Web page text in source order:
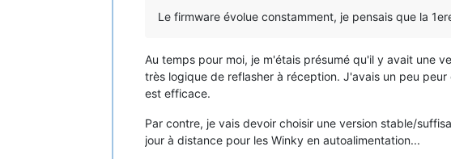
Le firmware évolue constamment, je pensais que la
Au temps pour moi, je m'étais présumé qu'il y avait une
très logique de reflasher à réception. J'avais un peu
est efficace.
Par contre, je vais devoir choisir une version stable/
jour à distance pour les Winky en autoalimentation...